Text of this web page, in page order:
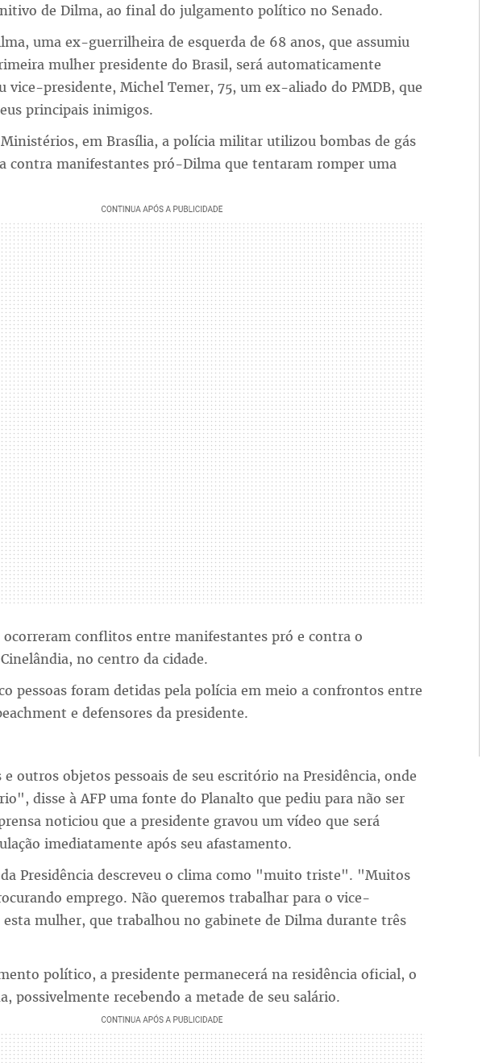
de Dilma, ao final do julgamento político no Senado.
uma ex-guerrilheira de esquerda de 68 anos, que assumiu
mulher presidente do Brasil, será automaticamente
vice-presidente, Michel Temer, 75, um ex-aliado do PMDB, que
principais inimigos.
Ministérios, em Brasília, a polícia militar utilizou bombas de gás
contra manifestantes pró-Dilma que tentaram romper uma
ocorreram conflitos entre manifestantes pró e contra o
no centro da cidade.
pessoas foram detidas pela polícia em meio a confrontos entre
e defensores da presidente.
outros objetos pessoais de seu escritório na Presidência, onde
disse à AFP uma fonte do Planalto que pediu para não ser
noticiou que a presidente gravou um vídeo que será
imediatamente após seu afastamento.
Presidência descreveu o clima como "muito triste". "Muitos
emprego. Não queremos trabalhar para o vice-
mulher, que trabalhou no gabinete de Dilma durante três
político, a presidente permanecerá na residência oficial, o
possivelmente recebendo a metade de seu salário.